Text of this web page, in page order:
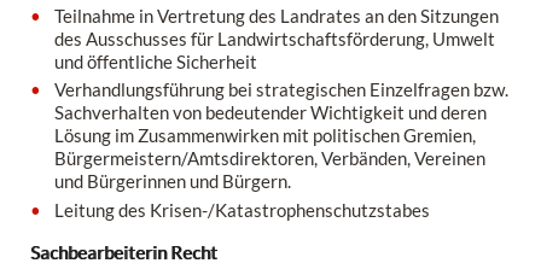
Teilnahme in Vertretung des Landrates an den Sitzungen
des Ausschusses für Landwirtschaftsförderung, Umwelt
und öffentliche Sicherheit
Verhandlungsführung bei strategischen Einzelfragen bzw.
Sachverhalten von bedeutender Wichtigkeit und deren
Lösung im Zusammenwirken mit politischen Gremien,
Bürgermeistern/Amtsdirektoren, Verbänden, Vereinen
und Bürgerinnen und Bürgern.
Leitung des Krisen-/Katastrophenschutzstabes
Sachbearbeiterin Recht